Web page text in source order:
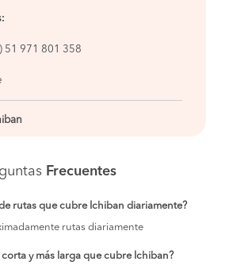
51 971 801 358
Frecuentes
rutas que cubre Ichiban diariamente?
rutas diariamente
corta y más larga que cubre Ichiban?